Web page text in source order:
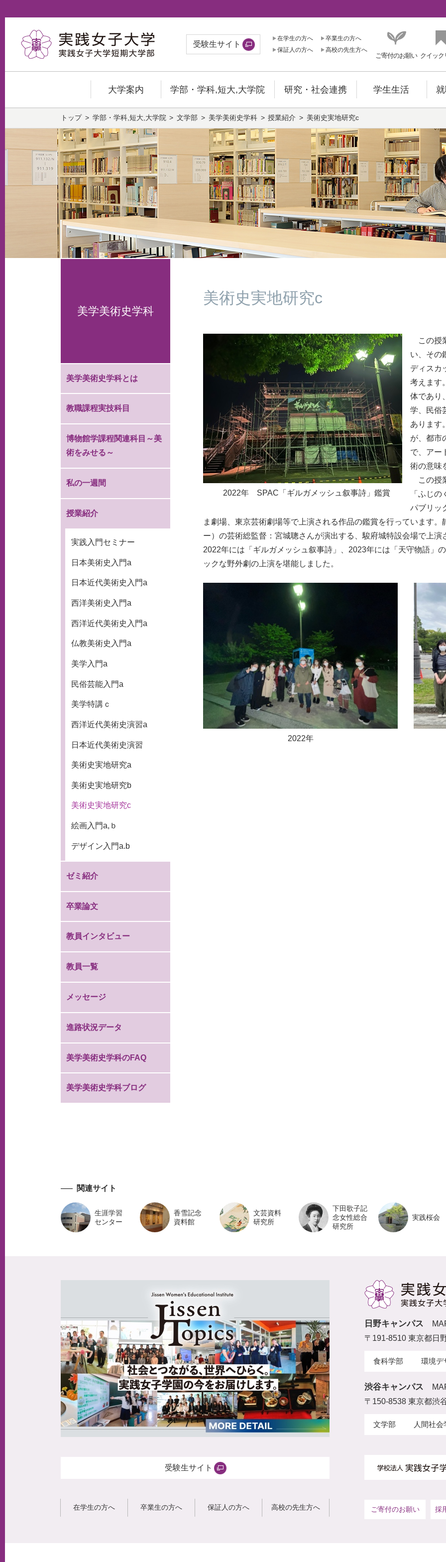
受験生サイト
在学生の方へ
卒業生の方へ
保証人の方へ
高校の先生方へ
ご寄付のお願い クイック
大学案内 学部・学科,短大,大学院 研究・社会連携 学生生活
トップ 学部・学科,短大,大学院 文学部 美学美術史学科 授業紹介 美術史実地研究c
美学美術史学科
美学美術史学科とは
教職課程実技科目
博物館学課程関連科目～美
術をみせる～
私の一週間
授業紹介
実践入門セミナー
日本美術史入門a
日本近代美術史入門a
西洋美術史入門a
西洋近代美術史入門a
仏教美術史入門a
美学入門a
民俗芸能入門a
美学特講ｃ
西洋近代美術史演習a
日本近代美術史演習
美術史実地研究a
美術史実地研究b
美術史実地研究c
絵画入門a,ｂ
デザイン入門a.b
ゼミ紹介
卒業論文
教員インタビュー
教員一覧
メッセージ
進路状況データ
美学美術史学科のFAQ
美学美術史学科ブログ
美術史実地研究c
2022年 SPAC「ギルガメッシュ叙事詩」鑑賞
この授
い、その
ディスカ
考えます
体であり
学、民俗
あります
が、都市
で、アー
術の意味
この授
「ふじ
パブリッ
ま劇場、東京芸術劇場等で上演される作品の鑑賞を行っています
ー）の芸術総監督：宮城聰さんが演出する、駿府城特設会場で上
2022年には「ギルガメッシュ叙事詩」、2023年には「天守物語」
ックな野外劇の上演を堪能しました。
2022年
関連サイト
生涯学習
センター
香雪記念
資料館
文芸資料
研究所
下田歌子記
念女性総合
研究所
実践桜会
受験生サイト
在学生の方へ 卒業生の方へ 保証人の方へ 高校の先生方へ
日野キャンパス
〒191-8510 東京都日
食科学部 環境デ
渋谷キャンパス
〒150-8538 東京都渋
文学部 人間社会
ご寄付のお願い 採